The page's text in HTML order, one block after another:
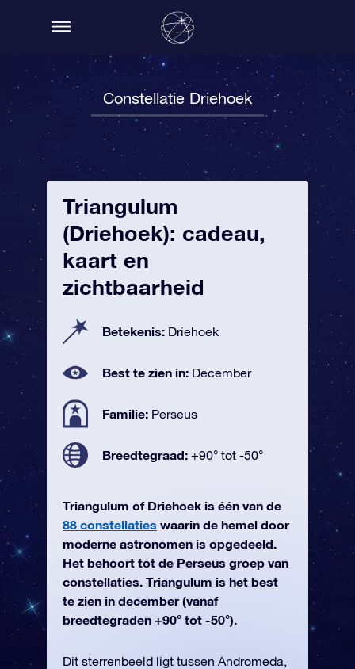
Constellatie Driehoek
Triangulum
(Driehoek): cadeau,
kaart en
zichtbaarheid
Betekenis: Driehoek
Best te zien in: December
Familie: Perseus
Breedtegraad: +90° tot -50°
Triangulum of Driehoek is één van de
88 constellaties waarin de hemel door
moderne astronomen is opgedeeld.
Het behoort tot de Perseus groep van
constellaties. Triangulum is het best
te zien in december (vanaf
breedtegraden +90° tot -50°).
Dit sterrenbeeld ligt tussen Andromeda,